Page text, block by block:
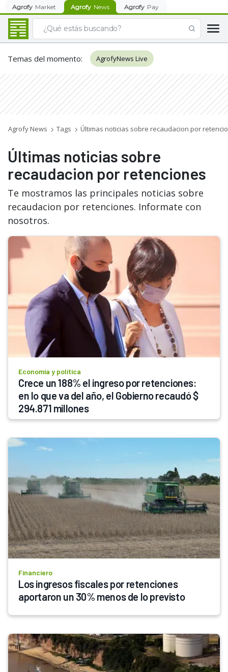
Agrofy Market Agrofy News Agrofy Pay
Temas del momento: AgrofyNews Live
Agrofy News Tags Últimas noticias sobre recaudacion por
Últimas noticias sobre
recaudacion por retenciones
Te mostramos las principales noticias sobre
recaudacion por retenciones. Informate con
nosotros.
Economía y política
Crece un 188% el ingreso por retenciones:
en lo que va del año, el Gobierno recaudó $
294.871 millones
Financiero
Los ingresos fiscales por retenciones
aportaron un 30% menos de lo previsto